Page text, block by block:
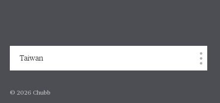
Taiwan
© 2026 Chubb